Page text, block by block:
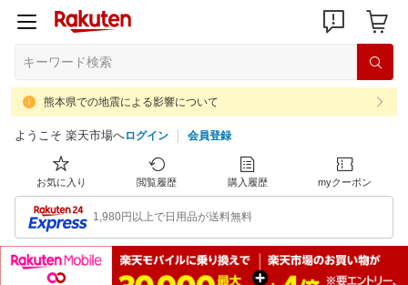
熊本県での地震による影響について
ようこそ 楽天市場へログイン 会員登録
お気に入り 閲覧履歴 購入履歴 myクーポン
1,980円以上で日用品が送料無料